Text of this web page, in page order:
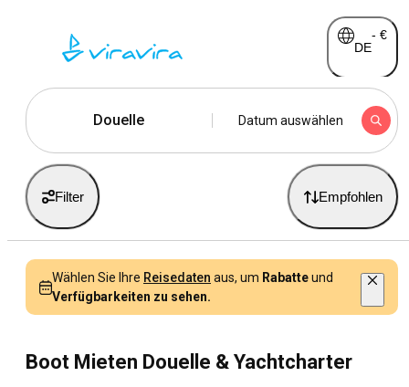
DE
- €
Douelle Datum auswählen
Filter Empfohlen
Wählen Sie Ihre Reisedaten aus, um Rabatteund
Verfügbarkeiten zu sehen.
Boot Mieten Douelle & Yachtcharter